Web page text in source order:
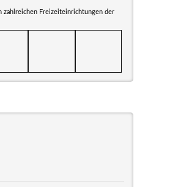
zahlreichen Freizeiteinrichtungen der